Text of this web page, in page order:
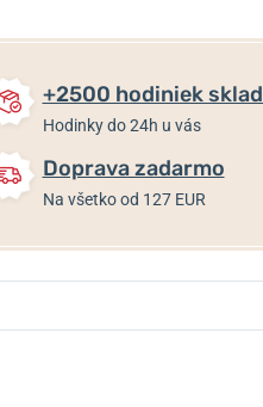
+2500 hodiniek
Hodinky do 24h u vás
Doprava zadarmo
Na všetko od 127 EUR